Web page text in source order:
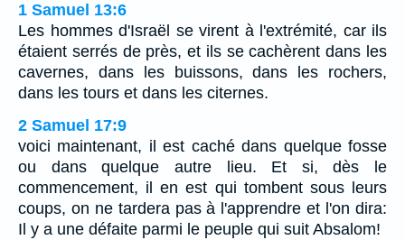
1 Samuel 13:6
Les hommes d'Israël se virent à l'extrémité, car ils
étaient serrés de près, et ils se cachèrent dans les
cavernes, dans les buissons, dans les rochers,
dans les tours et dans les citernes.
2 Samuel 17:9
voici maintenant, il est caché dans quelque fosse
ou dans quelque autre lieu. Et si, dès le
commencement, il en est qui tombent sous leurs
coups, on ne tardera pas à l'apprendre et l'on dira:
Il y a une défaite parmi le peuple qui suit Absalom!